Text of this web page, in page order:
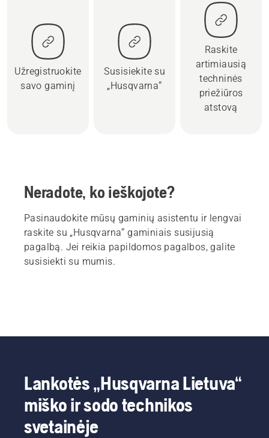
Užregistruokite
savo gaminį
Susisiekite su
„Husqvarna“
Raskite
artimiausią
techninės
priežiūros
atstovą
Neradote, ko ieškojote?
Pasinaudokite mūsų gaminių asistentu ir lengvai
raskite su „Husqvarna“ gaminiais susijusią
pagalbą. Jei reikia papildomos pagalbos, galite
susisiekti su mumis.
Lankotės „Husqvarna Lietuva“
miško ir sodo technikos
svetainėje